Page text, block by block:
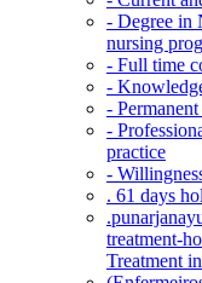
- Degree in
nursing
- Full time
-
-
-
practice
-
. 61 days
treatment-
Treatment